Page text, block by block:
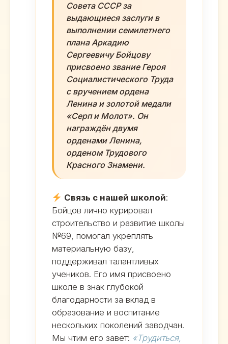
Совета СССР за
выдающиеся заслуги в
выполнении семилетнего
плана Аркадию
Сергеевичу Бойцову
присвоено звание Героя
Социалистического Труда
с вручением ордена
Ленина и золотой медали
«Серп и Молот». Он
награждён двумя
орденами Ленина,
орденом Трудового
Красного Знамени.
Связь с нашей школой:
Бойцов лично курировал
строительство и развитие школы
№69, помогал укреплять
материальную базу,
поддерживал талантливых
учеников. Его имя присвоено
школе в знак глубокой
благодарности за вклад в
образование и воспитание
нескольких поколений заводчан.
Мы чтим его завет: «Трудиться,